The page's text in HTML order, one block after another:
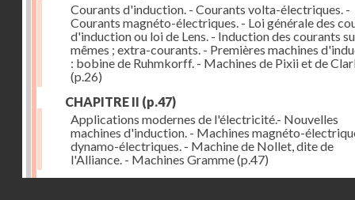
Courants d'induction. - Courants volta-électriques. -
Courants magnéto-électriques. - Loi générale des
d'induction ou loi de Lens. - Induction des courants
mêmes ; extra-courants. - Premières machines
: bobine de Ruhmkorff. - Machines de Pixii et de
(p.26)
CHAPITRE II (p.47)
Applications modernes de l'électricité.- Nouvelles
machines d'induction. - Machines magnéto-
dynamo-électriques. - Machine de Nollet, dite de
l'Alliance. - Machines Gramme(p.47)